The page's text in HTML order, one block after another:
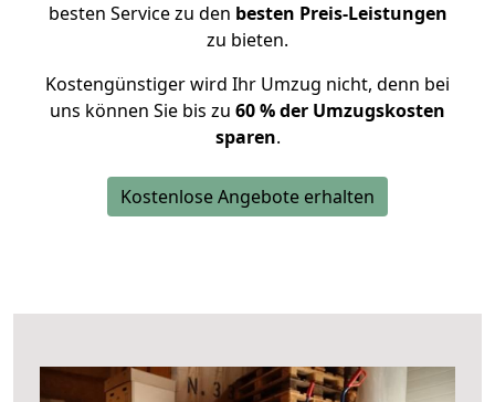
besten Service zu den besten Preis-Leistungen
zu bieten.
Kostengünstiger wird Ihr Umzug nicht, denn bei
uns können Sie bis zu 60 % der Umzugskosten
sparen.
Kostenlose Angebote erhalten